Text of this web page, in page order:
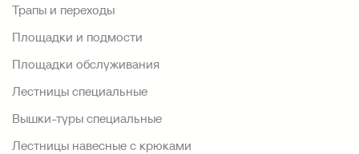
Трапы и переходы
Площадки и подмости
Площадки обслуживания
Лестницы специальные
Вышки-туры специальные
Лестницы навесные с крюками